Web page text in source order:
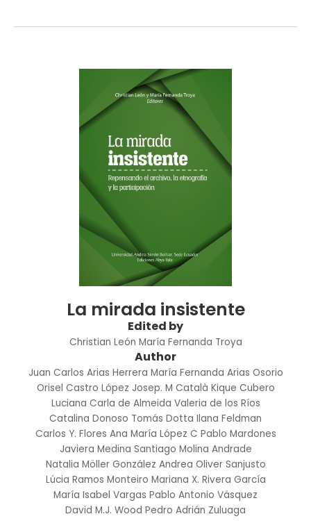
La mirada insistente
Edited by
Christian León María Fernanda Troya
Author
Juan Carlos Arias Herrera María Fernanda Arias Osorio
Orisel Castro López Josep. M Català Kique Cubero
Luciana Carla de Almeida Valeria de los Ríos
Catalina Donoso Tomás Dotta Ilana Feldman
Carlos Y. Flores Ana María López C Pablo Mardones
Javiera Medina Santiago Molina Andrade
Natalia Möller González Andrea Oliver Sanjusto
Lúcia Ramos Monteiro Mariana X. Rivera García
María Isabel Vargas Pablo Antonio Vásquez
David M.J. Wood Pedro Adrián Zuluaga